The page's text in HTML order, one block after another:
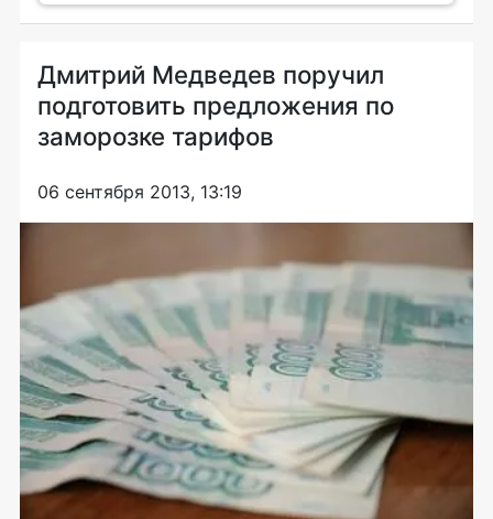
Дмитрий Медведев поручил
подготовить предложения по
заморозке тарифов
06 сентября 2013, 13:19